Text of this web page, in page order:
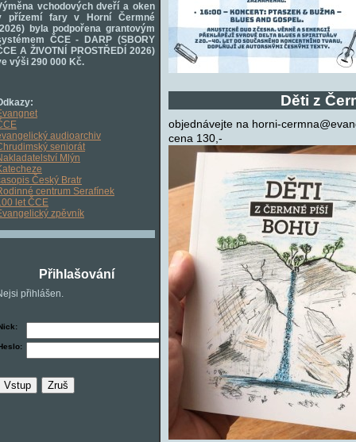
vchodových dveří a oken
přízemí fary v Horní Čermné
byla podpořena grantovým
ČCE - DARP (SBORY
A ŽIVOTNÍ PROSTŘEDÍ 2026)
výši 290 000 Kč.
audioarchiv
seniorát
Mlýn
Český Bratr
centrum Serafínek
let ČCE
zpěvník
Přihlašování
přihlášen.
Děti z
objednávejte na horni-
cena 130,-